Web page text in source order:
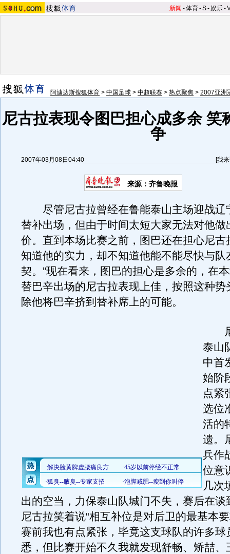
新闻 -体育-S-娱乐-
阿迪达斯搜狐体育 > 中国足球 > 中超联赛 > 热点聚焦 > 2007亚洲
尼古拉表现令图巴担心成多余 笑
争
2007年03月08日04:40 [我
来源：齐鲁晚报
尽管尼古拉曾经在鲁能泰山主场迎战辽
替补出场，但由于时间太短大家无法对他做
价。直到本场比赛之前，图巴还在担心尼古
知道他的实力，却不知道他能不能尽快与队
契。”现在看来，图巴的担心是多余的，在
替巴辛出场的尼古拉表现上佳，按照这种势
除他将巴辛挤到替补席上的可能。
尼
泰山
中首
始阶
点紧
选位
活的
遗。
兵作
位意
几次
出的空当，力保泰山队城门不失，赛后在谈
尼古拉笑着说“相互补位是对后卫的最基本
赛前我也有点紧张，毕竟这支球队的许多球
悉，但比赛开始不久我就发现舒畅、矫喆、